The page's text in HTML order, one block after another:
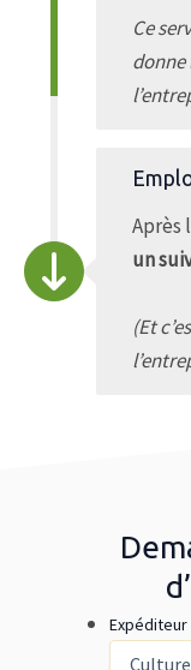
Ce
Après
un
(Et
Expéditeur